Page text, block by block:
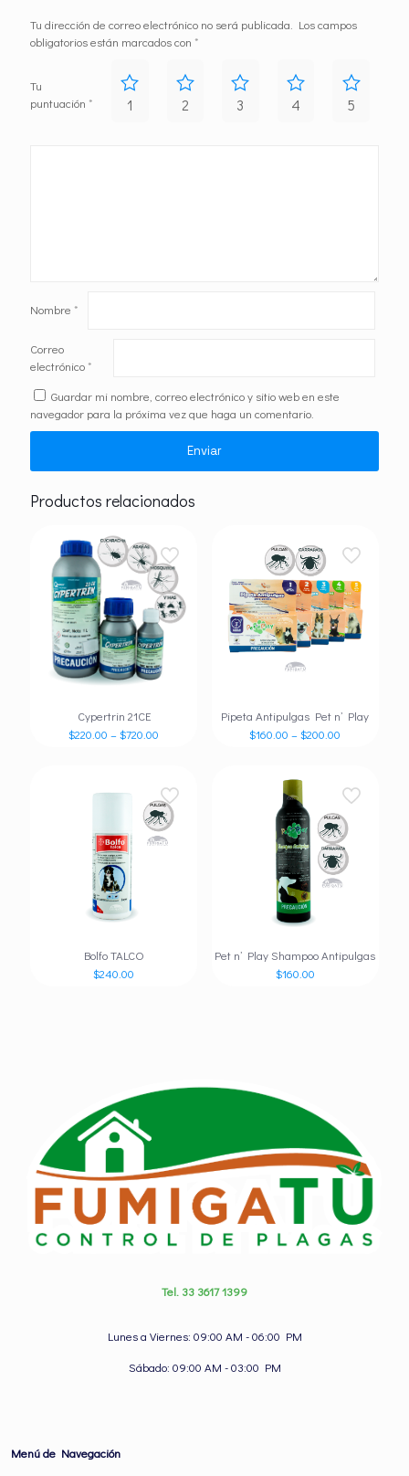
Tu dirección de correo electrónico no será publicada.
Los campos
obligatorios están marcados con *
Tu
puntuación * 1 2 3 4 5
Nombre *
Correo
electrónico*
Guardar mi nombre, correo electrónico y sitio web en este
navegador para la próxima vez que haga un comentario.
Productos relacionados
Cypertrin 21CE
$220.00 –$720.00
Pipeta Antipulgas Pet n’ Play
$160.00 –$200.00
Bolfo TALCO
$240.00
Pet n’ Play Shampoo Antipulgas
$160.00
Tel. 33 3617 1399
Lunes a Viernes: 09:00 AM - 06:00 PM
Sábado: 09:00 AM - 03:00 PM
Menú de Navegación